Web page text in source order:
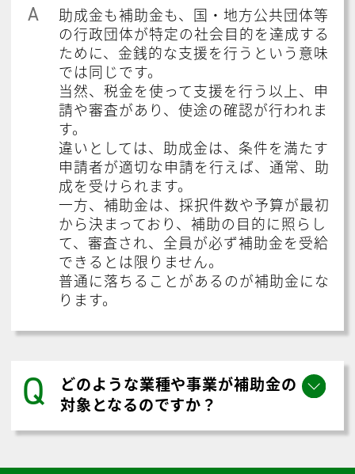
A
助成金も補助金も、国・地方公共団体等
の行政団体が特定の社会目的を達成する
ために、金銭的な支援を行うという意味
では同じです。
当然、税金を使って支援を行う以上、申
請や審査があり、使途の確認が行われま
す。
違いとしては、助成金は、条件を満たす
申請者が適切な申請を行えば、通常、助
成を受けられます。
一方、補助金は、採択件数や予算が最初
から決まっており、補助の目的に照らし
て、審査され、全員が必ず補助金を受給
できるとは限りません。
普通に落ちることがあるのが補助金にな
ります。
Q
どのような業種や事業が補助金の
対象となるのですか？